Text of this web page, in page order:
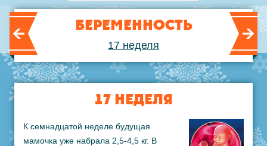
БЕРЕМЕННОСТЬ
17 неделя
17 НЕДЕЛЯ
К семнадцатой неделе будущая
мамочка уже набрала 2,5-4,5 кг. В